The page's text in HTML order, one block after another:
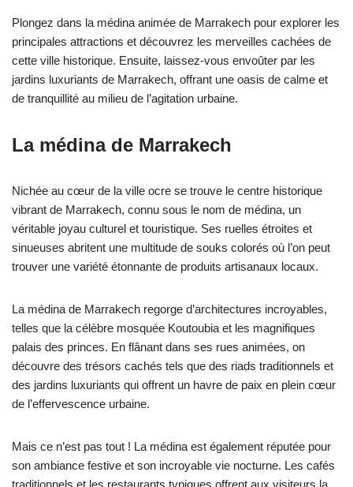
Plongez dans la médina animée de Marrakech pour explorer les
principales attractions et découvrez les merveilles cachées de
cette ville historique. Ensuite, laissez-vous envoûter par les
jardins luxuriants de Marrakech, offrant une oasis de calme et
de tranquillité au milieu de l’agitation urbaine.
La médina de Marrakech
Nichée au cœur de la ville ocre se trouve le centre historique
vibrant de Marrakech, connu sous le nom de médina, un
véritable joyau culturel et touristique. Ses ruelles étroites et
sinueuses abritent une multitude de souks colorés où l’on peut
trouver une variété étonnante de produits artisanaux locaux.
La médina de Marrakech regorge d’architectures incroyables,
telles que la célèbre mosquée Koutoubia et les magnifiques
palais des princes. En flânant dans ses rues animées, on
découvre des trésors cachés tels que des riads traditionnels et
des jardins luxuriants qui offrent un havre de paix en plein cœur
de l’effervescence urbaine.
Mais ce n’est pas tout ! La médina est également réputée pour
son ambiance festive et son incroyable vie nocturne. Les cafés
traditionnels et les restaurants typiques offrent aux visiteurs la